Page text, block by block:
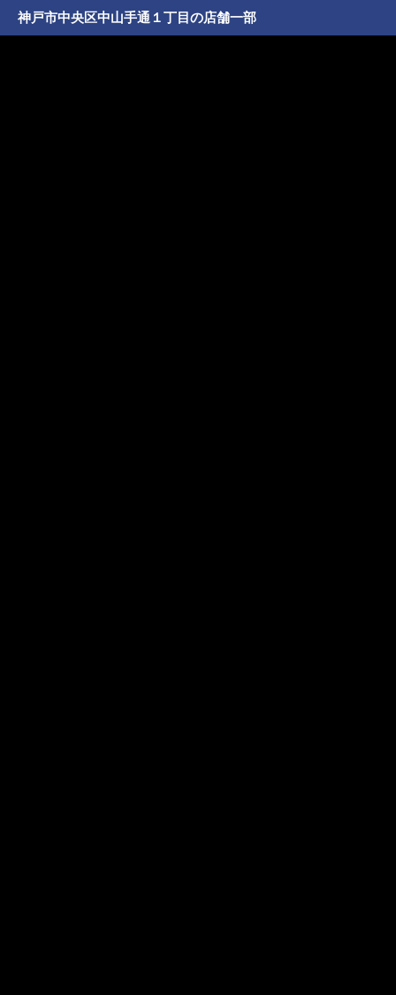
神戸市中央区中山手通１丁目の店舗一部